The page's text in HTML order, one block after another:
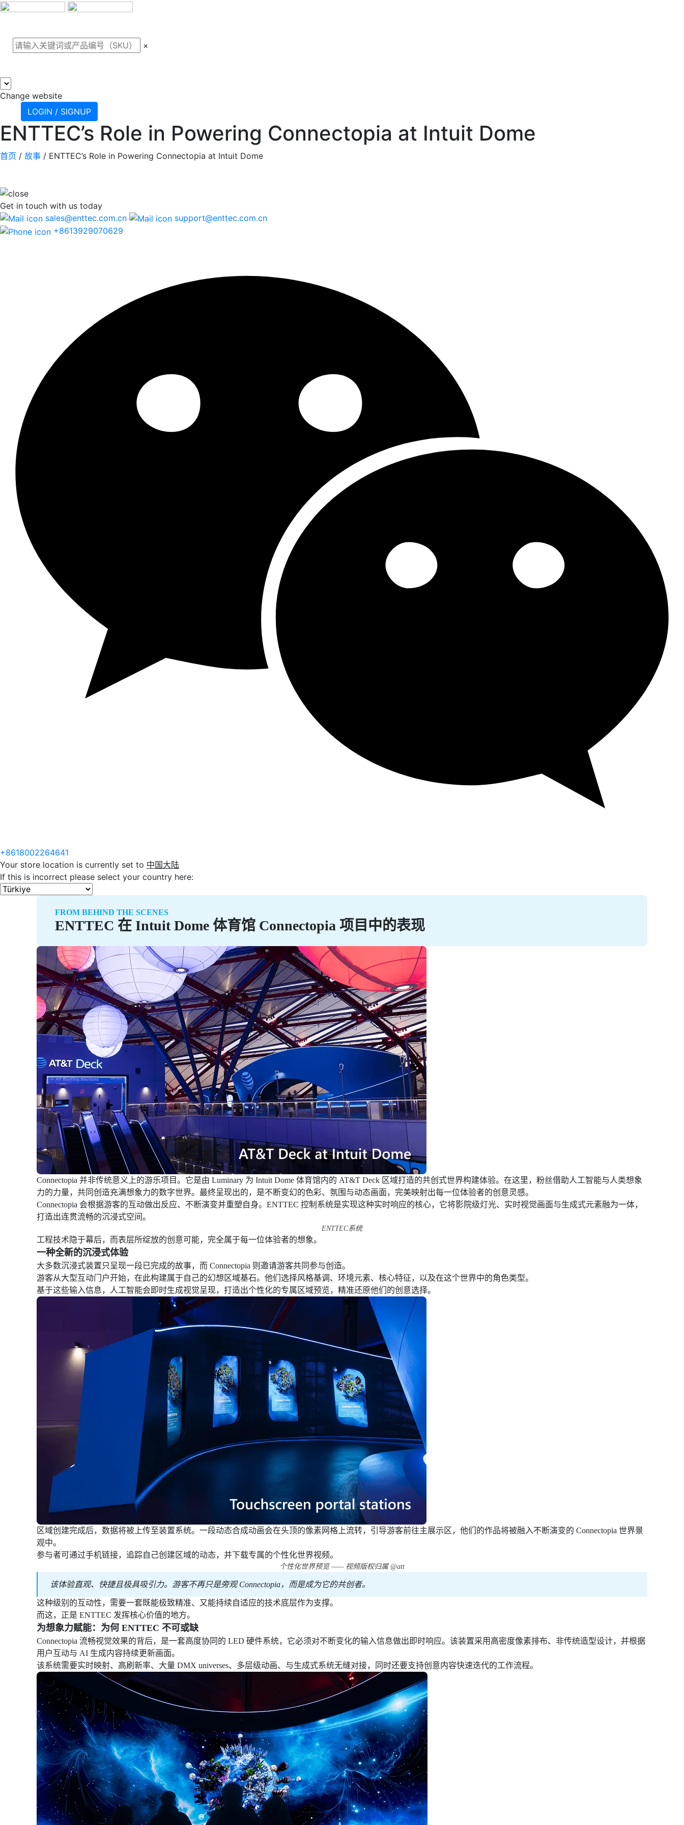
×
Change website
LOGIN / SIGNUP
ENTTEC’s Role in Powering Connectopia at Intuit Dome
首页 / 故事 / ENTTEC’s Role in Powering Connectopia at Intuit Dome
Get in touch with us today
sales@enttec.com.cn
support@enttec.com.cn
+8613929070629
+8618002264641
Your store location is currently set to 中国大陆
If this is incorrect please select your country here:
FROM BEHIND THE SCENES
ENTTEC 在 Intuit Dome 体育馆 Connectopia 项目中的表现
Connectopia 并非传统意义上的游乐项目。它是由 Luminary 为 Intuit Dome 体育馆内的 AT&T Deck 区域打造的共创式世界构建体验。在这里，粉丝借助人工智能与人类想象
力的力量，共同创造充满想象力的数字世界。最终呈现出的，是不断变幻的色彩、氛围与动态画面，完美映射出每一位体验者的创意灵感。
Connectopia 会根据游客的互动做出反应、不断演变并重塑自身。ENTTEC 控制系统是实现这种实时响应的核心，它将影院级灯光、实时视觉画面与生成式元素融为一体，
打造出连贯流畅的沉浸式空间。
ENTTEC系统
工程技术隐于幕后，而表层所绽放的创意可能，完全属于每一位体验者的想象。
一种全新的沉浸式体验
大多数沉浸式装置只呈现一段已完成的故事，而 Connectopia 则邀请游客共同参与创造。
游客从大型互动门户开始，在此构建属于自己的幻想区域基石。他们选择风格基调、环境元素、核心特征，以及在这个世界中的角色类型。
基于这些输入信息，人工智能会即时生成视觉呈现，打造出个性化的专属区域预览，精准还原他们的创意选择。
区域创建完成后，数据将被上传至装置系统。一段动态合成动画会在头顶的像素网格上流转，引导游客前往主展示区，他们的作品将被融入不断演变的 Connectopia 世界景
观中。
参与者可通过手机链接，追踪自己创建区域的动态，并下载专属的个性化世界视频。
个性化世界预览 —— 视频版权归属 @att
该体验直观、快捷且极具吸引力。游客不再只是旁观 Connectopia，而是成为它的共创者。
这种级别的互动性，需要一套既能极致精准、又能持续自适应的技术底层作为支撑。
而这，正是 ENTTEC 发挥核心价值的地方。
为想象力赋能：为何 ENTTEC 不可或缺
Connectopia 流畅视觉效果的背后，是一套高度协同的 LED 硬件系统，它必须对不断变化的输入信息做出即时响应。该装置采用高密度像素排布、非传统造型设计，并根据
用户互动与 AI 生成内容持续更新画面。
该系统需要实时映射、高刷新率、大量 DMX universes、多层级动画、与生成式系统无缝对接，同时还要支持创意内容快速迭代的工作流程。